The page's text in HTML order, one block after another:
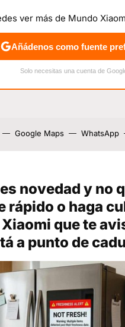
MÓVILES TUTORIALES
DE
Google Maps WhatsApp
novedad y no
rápido o haga
que te
a punto de
ver más de Mundo
Añádenos como fuente
Solo necesitas una cuenta de